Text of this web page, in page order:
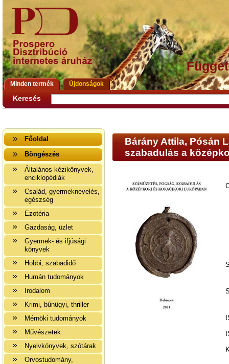
Minden termék Újdonságok
Keresés
Főoldal
Böngészés
Általános kézikönyvek,
enciklopédiák
Család, gyermeknevelés,
egészség
Ezotéria
Gazdaság, üzlet
Gyermek- és ifjúsági
könyvek
Hobbi, szabadidő
Humán tudományok
Irodalom
Krimi, bűnügyi, thriller
Mérnöki tudományok
Művészetek
Nyelvkönyvek, szótárak
Orvostudomány,
Bárány Attila, Pósán
szabadulás a